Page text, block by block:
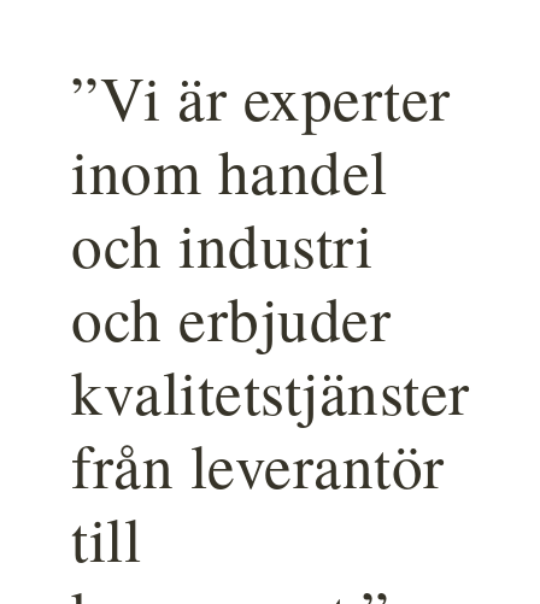
”Vi är experter
inom handel
och industri
och erbjuder
kvalitetstjänster
från leverantör
till